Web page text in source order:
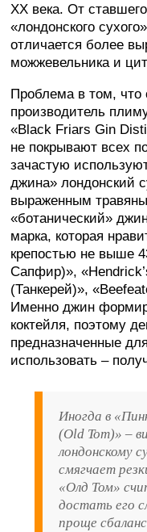
XX века. От
«лондонского
отличается более
можжевельника и
Проблема в том, что
производитель
«Black Friars Gin
не покрывают всех
зачастую
джина» лондонский
выраженным
«ботанический»
марка, которая
крепостью не выше
Сапфир)»,
(Танкерей)»,
Именно джин
коктейля, поэтому
предназначенные
использовать –
Иногда в
(Old Tom)» –
лондонскому
смягчает
«Олд Том»
достать его
проще